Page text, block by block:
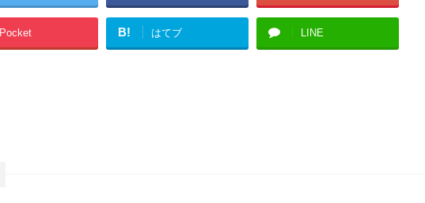
Pocket B! はてブ LINE